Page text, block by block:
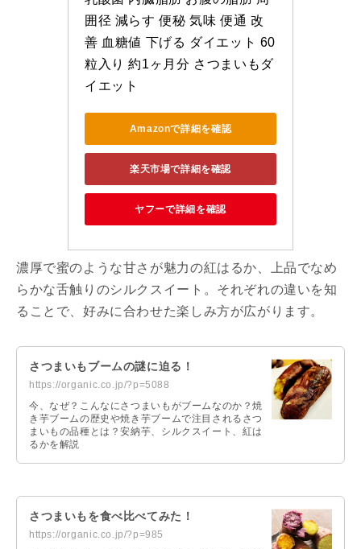
囲径 減らす 便秘 気味 便通 改
善 血糖値 下げる ダイエット 60
粒入り 約1ヶ月分 さつまいもダ
イエット
Amazonで詳細を確認
楽天市場で詳細を確認
ヤフーで詳細を確認
濃厚で蜜のような甘さが魅力の紅はるか、上品でなめ
らかな舌触りのシルクスイート。それぞれの違いを知
ることで、好みに合わせた楽しみ方が広がります。
さつまいもブームの謎に迫る！
https://organic.co.jp/?p=5088
今、なぜ？こんなにさつまいもがブームなのか？焼
き芋ブームの歴史や焼き芋ブームで注目されるさつ
まいもの品種とは？安納芋、シルクスイート、紅は
るかを解説
さつまいもを食べ比べてみた！
https://organic.co.jp/?p=985